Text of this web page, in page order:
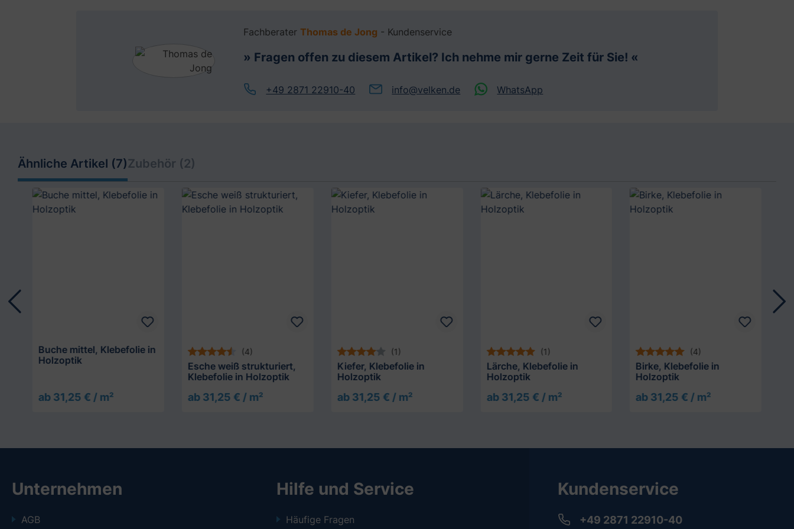
FachberaterThomas de Jong - Kundenservice
» Fragen offen zu diesem Artikel? Ich nehme mir gerne Zeit für Sie! «
+49 2871 22910-40 info@velken.de WhatsApp
Ähnliche Artikel (7)Zubehör (2)
Produktgalerie überspringen
Buche mittel, Klebefolie in
Holzoptik
ab 31,25 € / m²
(4)
Esche weiß strukturiert,
Klebefolie in Holzoptik
ab 31,25 € / m²
(1)
Kiefer, Klebefolie in
Holzoptik
ab 31,25 € / m²
(1)
Lärche, Klebefolie in
Holzoptik
ab 31,25 € / m²
(4)
Birke, Klebefolie in
Holzoptik
ab 31,25 € / m²
Unternehmen
AGB
Hilfe und Service
Häufige Fragen
Kundenservice
+49 2871 22910-40